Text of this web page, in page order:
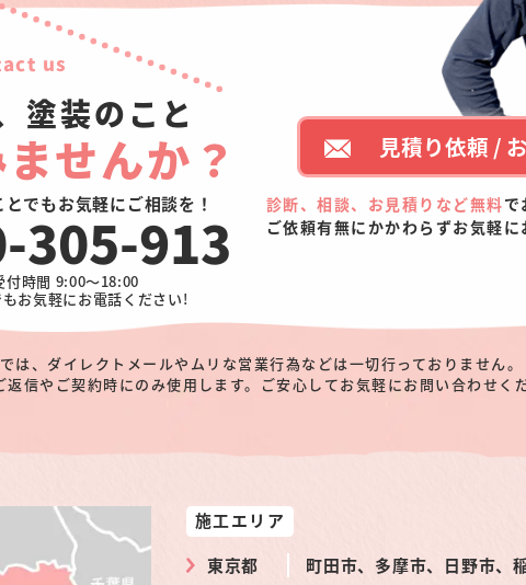
us
塗装のこと
せんか？
でもお気軽にご相談を！
305-913
付時間 9:00～18:00
お気軽にお電話ください!
見積り依頼 /
診断、相談、お見積りなど無料で
ご依頼有無にかかわらずお気軽に
は、ダイレクトメールやムリな営業行為などは一切行っておりません。
返信やご契約時にのみ使用します。ご安心してお気軽にお問い合わせくだ
施工エリア
東京都
町田市、多摩市、日野市、